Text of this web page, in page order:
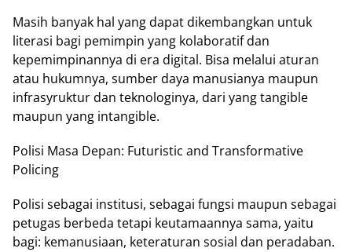
Masih banyak hal yang dapat dikembangkan untuk
literasi bagi pemimpin yang kolaboratif dan
kepemimpinannya di era digital. Bisa melalui aturan
atau hukumnya, sumber daya manusianya maupun
infrasyruktur dan teknologinya, dari yang tangible
maupun yang intangible.
Polisi Masa Depan: Futuristic and Transformative
Policing
Polisi sebagai institusi, sebagai fungsi maupun sebagai
petugas berbeda tetapi keutamaannya sama, yaitu
bagi: kemanusiaan, keteraturan sosial dan peradaban.